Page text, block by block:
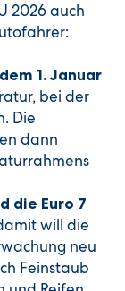
2026 auch
1. Januar
bei der
Die
dann
die Euro 7
will die
neu
Feinstaub